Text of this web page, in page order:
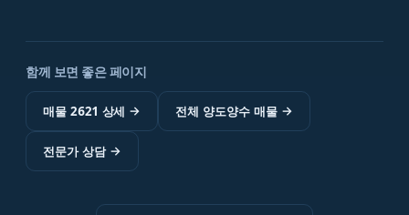
함께 보면 좋은 페이지
매물 2621 상세 → 전체 양도양수 매물→
전문가 상담→